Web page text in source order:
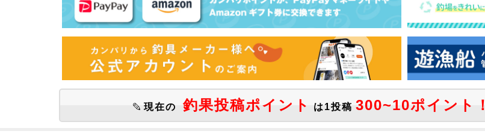
現在の 釣果投稿ポイント は1投稿 300~10ポイント！